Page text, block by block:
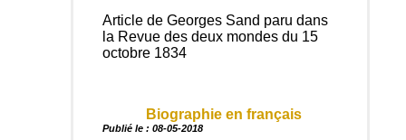
Article de Georges Sand paru dans
la Revue des deux mondes du 15
octobre 1834
Biographie en français
Publié le : 08-05-2018